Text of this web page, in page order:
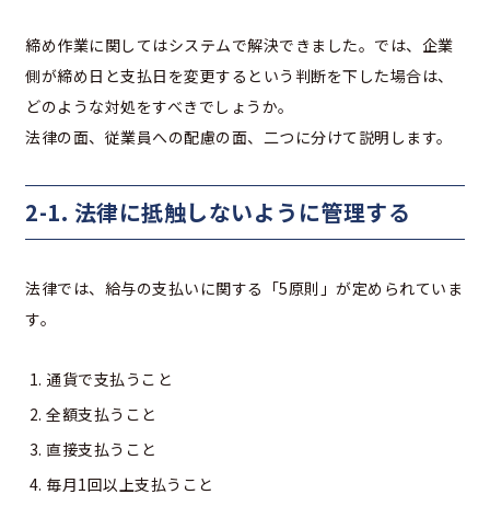
締め作業に関してはシステムで解決できました。では、企業
側が締め日と支払日を変更するという判断を下した場合は、
どのような対処をすべきでしょうか。
法律の面、従業員への配慮の面、二つに分けて説明します。
2-1. 法律に抵触しないように管理する
法律では、給与の支払いに関する「5原則」が定められていま
す。
通貨で支払うこと
全額支払うこと
直接支払うこと
毎月1回以上支払うこと